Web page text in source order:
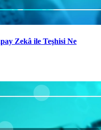
Zekâ ile Teşhisi Ne